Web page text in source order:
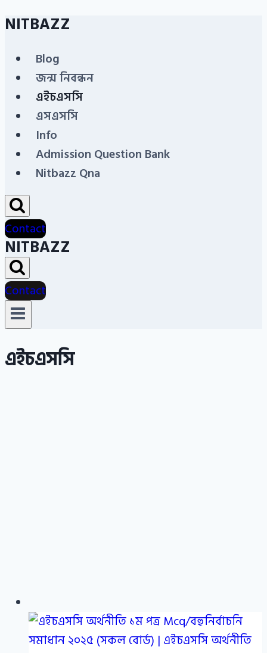
Skip
content
NITBAZZ
Blog
জন্ম নিবন্ধন
এইচএসসি
এসএসসি
Info
Admission Question Bank
Nitbazz Qna
Contact
NITBAZZ
Contact
এইচএসসি